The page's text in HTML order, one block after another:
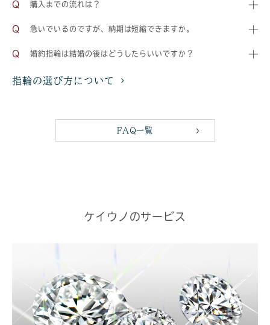
購入までの流れは？
急いでいるのですが、納期は短縮できますか。
婚約指輪は結婚の後はどうしたらいいですか？
指輪の選び方について
FAQ一覧
ケイウノのサービス